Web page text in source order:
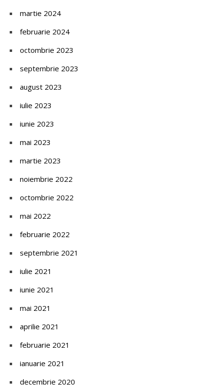
martie 2024
februarie 2024
octombrie 2023
septembrie 2023
august 2023
iulie 2023
iunie 2023
mai 2023
martie 2023
noiembrie 2022
octombrie 2022
mai 2022
februarie 2022
septembrie 2021
iulie 2021
iunie 2021
mai 2021
aprilie 2021
februarie 2021
ianuarie 2021
decembrie 2020